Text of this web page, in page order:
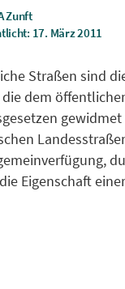
Zunft
17. März 2011
Straßen sind
die dem
Eigenschaft